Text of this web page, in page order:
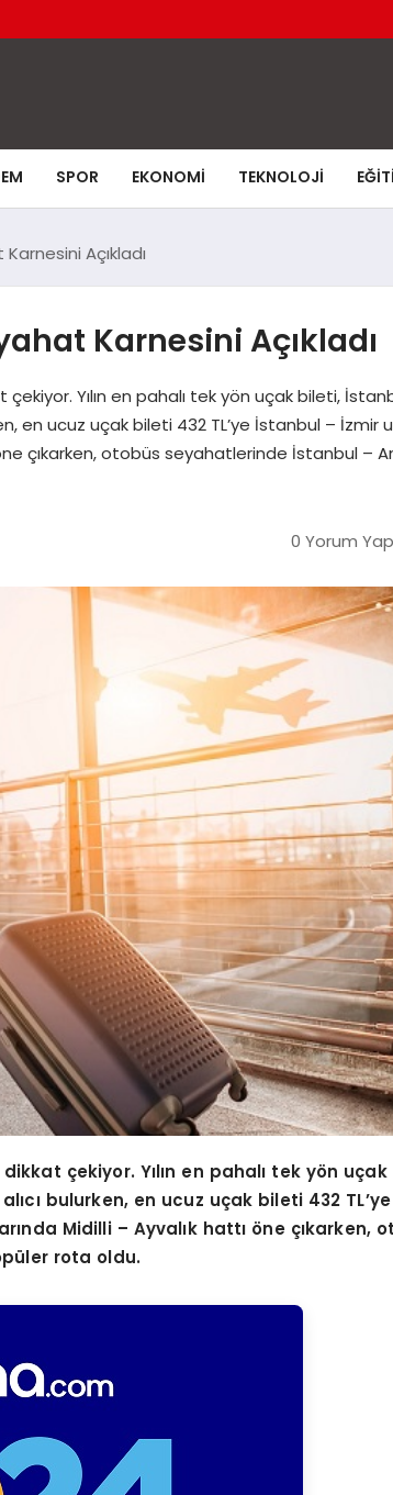
SPOR EKONOMI TEKNOLOJI
Açıkladı
Karnesini Açıkladı
Yılın en pahalı tek yön uçak bileti,
en ucuz uçak bileti 432 TL’ye İstanbul – İzmir
çıkarken, otobüs seyahatlerinde İstanbul –
0 Yorum
çekiyor. Yılın en pahalı tek yön
bulurken, en ucuz uçak bileti 432 TL’
nda Midilli – Ayvalık hattı öne çıkarken,
rota oldu.